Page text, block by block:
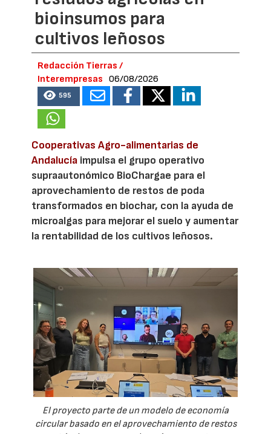
bioinsumos para
cultivos leñosos
Redacción Tierras /
Interempresas
06/08/2026
595
Cooperativas Agro-alimentarias de
Andalucía impulsa el grupo operativo
supraautonómico BioChargae para el
aprovechamiento de restos de poda
transformados en biochar, con la ayuda de
microalgas para mejorar el suelo y aumentar
la rentabilidad de los cultivos leñosos.
El proyecto parte de un modelo de economía
circular basado en el aprovechamiento de restos